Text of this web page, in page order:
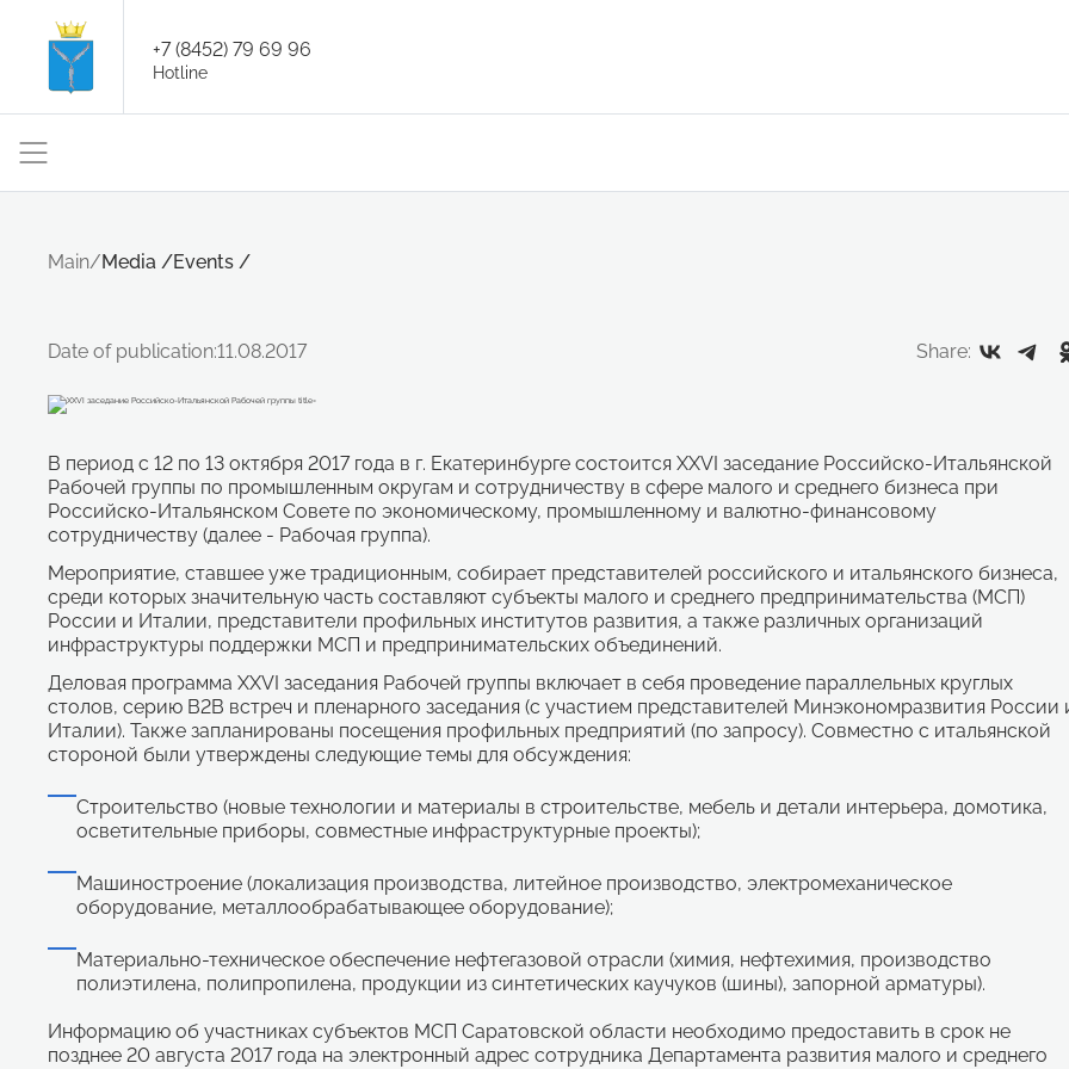
+7 (8452) 79 69 96
Hotline
Main/Media /Events /
Date of publication:11.08.2017 Share:
В период с 12 по 13 октября 2017 года в г. Екатеринбурге состоится XXVI заседание Российско-Итальянской
Рабочей группы по промышленным округам и сотрудничеству в сфере малого и среднего бизнеса при
Российско-Итальянском Совете по экономическому, промышленному и валютно-финансовому
сотрудничеству (далее - Рабочая группа).
Мероприятие, ставшее уже традиционным, собирает представителей российского и итальянского бизнеса,
среди которых значительную часть составляют субъекты малого и среднего предпринимательства (МСП)
России и Италии, представители профильных институтов развития, а также различных организаций
инфраструктуры поддержки МСП и предпринимательских объединений.
Деловая программа XXVI заседания Рабочей группы включает в себя проведение параллельных круглых
столов, серию В2В встреч и пленарного заседания (с участием представителей Минэкономразвития России
Италии). Также запланированы посещения профильных предприятий (по запросу). Совместно с итальянской
стороной были утверждены следующие темы для обсуждения:
Строительство (новые технологии и материалы в строительстве, мебель и детали интерьера, домотика,
осветительные приборы, совместные инфраструктурные проекты);
Машиностроение (локализация производства, литейное производство, электромеханическое
оборудование, металлообрабатывающее оборудование);
Материально-техническое обеспечение нефтегазовой отрасли (химия, нефтехимия, производство
полиэтилена, полипропилена, продукции из синтетических каучуков (шины), запорной арматуры).
Информацию об участниках субъектов МСП Саратовской области необходимо предоставить в срок не
позднее 20 августа 2017 года на электронный адрес сотрудника Департамента развития малого и среднего